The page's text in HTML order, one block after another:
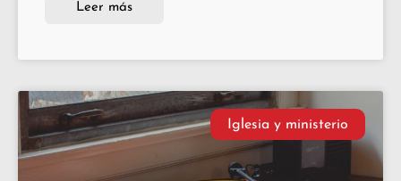
Leer más
Iglesia y ministerio